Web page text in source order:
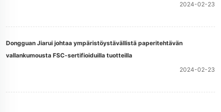
2024-02-23
Dongguan Jiarui johtaa ympäristöystävällistä paperitehtävän
vallankumousta FSC-sertifioiduilla tuotteilla
2024-02-23